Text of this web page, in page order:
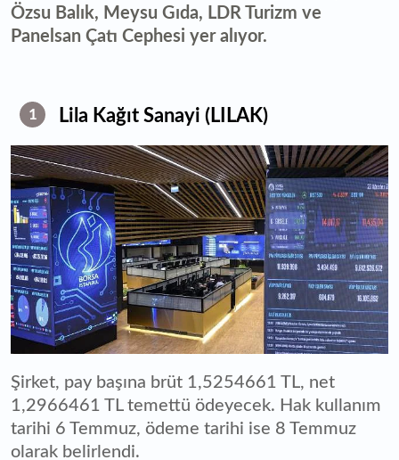
Özsu Balık, Meysu Gıda, LDR Turizm ve
Panelsan Çatı Cephesi yer alıyor.
1 Lila Kağıt Sanayi (LILAK)
Şirket, pay başına brüt 1,5254661 TL, net
1,2966461 TL temettü ödeyecek. Hak kullanım
tarihi 6 Temmuz, ödeme tarihi ise 8 Temmuz
olarak belirlendi.